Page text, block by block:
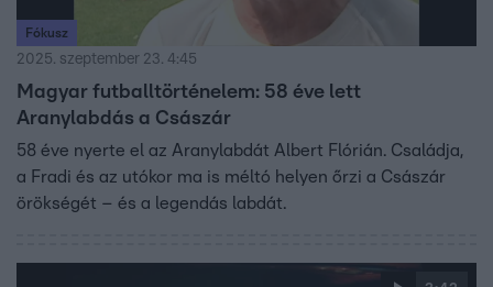
Fókusz
2025. szeptember 23. 4:45
Magyar futballtörténelem: 58 éve lett
Aranylabdás a Császár
58 éve nyerte el az Aranylabdát Albert Flórián. Családja,
a Fradi és az utókor ma is méltó helyen őrzi a Császár
örökségét – és a legendás labdát.